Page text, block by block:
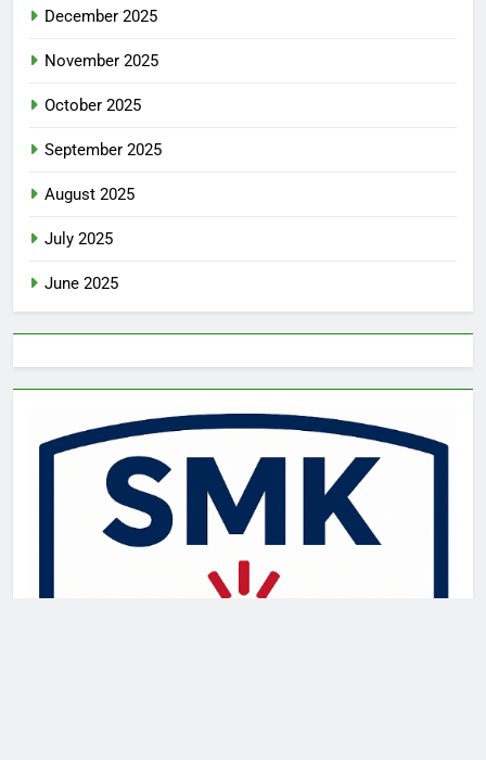
December 2025
November 2025
October 2025
September 2025
August 2025
July 2025
June 2025